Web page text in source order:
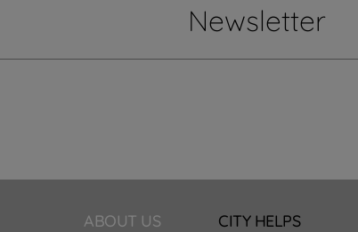
Newsletter
ABOUT US CITY HELPS